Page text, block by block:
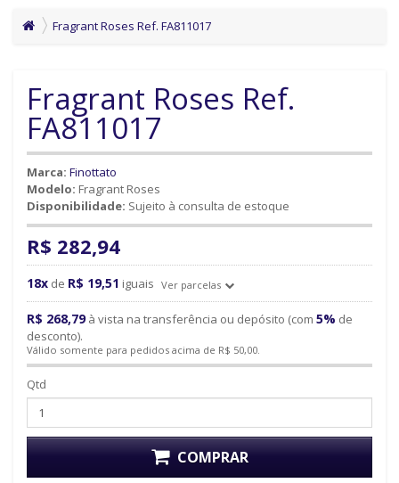
Fragrant Roses Ref. FA811017
Fragrant Roses Ref.
FA811017
Marca: Finottato
Modelo: Fragrant Roses
Disponibilidade: Sujeito à consulta de estoque
R$ 282,94
18x de R$ 19,51 iguais Ver parcelas
R$ 268,79à vista na transferência ou depósito (com 5% de
desconto).
Válido somente para pedidos acima de R$ 50,00.
Qtd
COMPRAR